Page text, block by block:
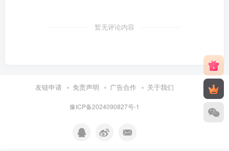
暂无评论内容
友链申请 免责声明 广告合作 关于我们
豫ICP备2024090827号-1